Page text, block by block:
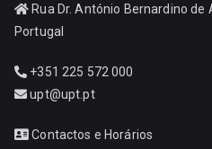
Rua Dr. António Bernardino
Portugal
+351 225 572 000
upt@upt.pt
Contactos e Horários